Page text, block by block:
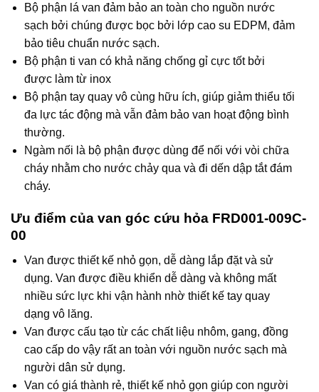
Bộ phận lá van đảm bảo an toàn cho nguồn nước
sạch bởi chúng được bọc bởi lớp cao su EDPM, đảm
bảo tiêu chuẩn nước sạch.
Bộ phận ti van có khả năng chống gỉ cực tốt bởi
được làm từ inox
Bộ phận tay quay vô cùng hữu ích, giúp giảm thiểu tối
đa lực tác động mà vẫn đảm bảo van hoạt động bình
thường.
Ngàm nối là bộ phận được dùng để nối với vòi chữa
cháy nhằm cho nước chảy qua và đi dến dập tắt đám
cháy.
Ưu điểm của van góc cứu hỏa FRD001-009C-
00
Van được thiết kế nhỏ gọn, dễ dàng lắp đặt và sử
dụng. Van được điều khiển dễ dàng và không mất
nhiều sức lực khi vận hành nhờ thiết kế tay quay
dạng vô lăng.
Van được cấu tạo từ các chất liệu nhôm, gang, đồng
cao cấp do vậy rất an toàn với nguồn nước sạch mà
người dân sử dụng.
Van có giá thành rẻ, thiết kế nhỏ gọn giúp con người